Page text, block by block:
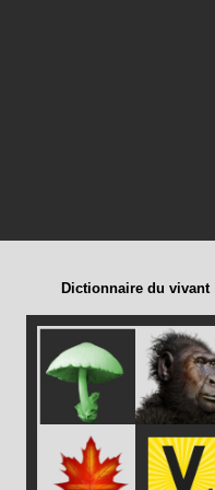
Dictionnaire du vivant